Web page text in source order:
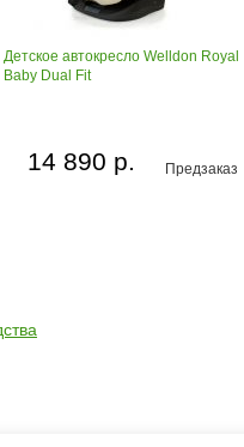
Детское автокресло Welldon Royal
Baby Dual Fit
Предзаказ
14 890 р.